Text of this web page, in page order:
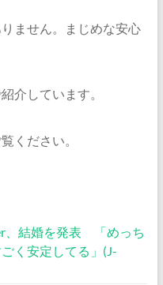
ません。まじめな安心
介しています。
ください。
、結婚を発表 「めっち
く安定してる」(J-